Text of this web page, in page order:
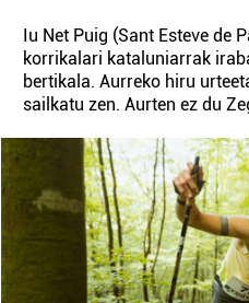
Iu Net Puig (Sant Esteve de
korrikalari kataluniarrak
bertikala. Aurreko hiru
sailkatu zen. Aurten ez du